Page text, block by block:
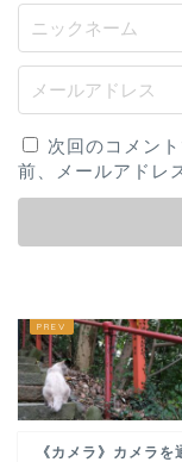
次回のコメン
前、メールアドレ
《カメラ》カメラ